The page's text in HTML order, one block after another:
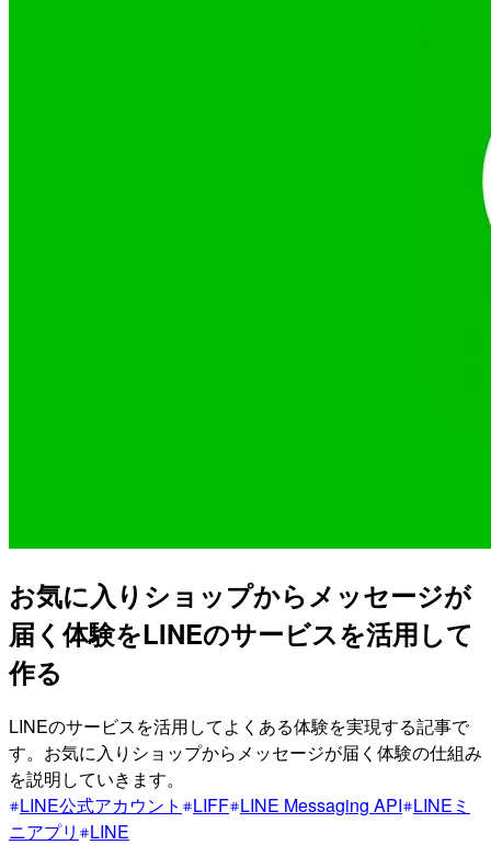
お気に入りショップからメッセージが
届く体験をLINEのサービスを活用して
作る
LINEのサービスを活用してよくある体験を実現する記事で
す。お気に入りショップからメッセージが届く体験の仕組み
を説明していきます。
LINE公式アカウント
LIFF LINE Messaging API LINEミ
ニアプリ
LINE